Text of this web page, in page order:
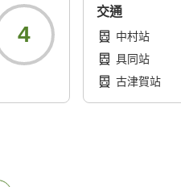
4
交通
中村站
具同站
古津賀站